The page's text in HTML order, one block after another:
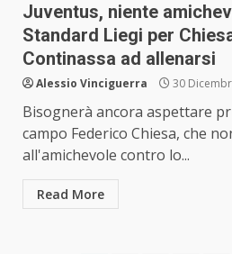
Juventus, niente
Standard Liegi per
Continassa ad allenarsi
Alessio Vinciguerra 30
Bisognerà ancora aspettare
campo Federico Chiesa, che
all'amichevole contro lo...
Read More